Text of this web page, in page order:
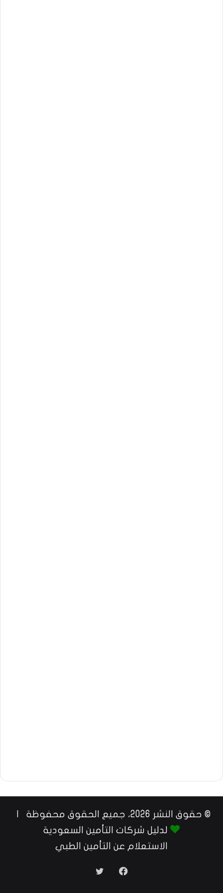
© حقوق النشر 2026، جميع الحقوق محفوظة |
لدليل شركات التأمين السعودية
الاستعلام عن التأمين الطبي
فيسبوك